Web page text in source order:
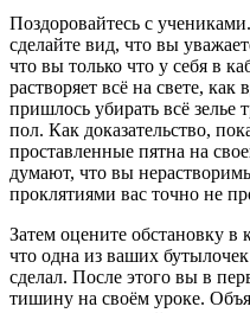
Поздоровайтесь с
сделайте вид, что вы
что вы только что у себя в
растворяет всё на свете, как
пришлось убирать всё зелье
пол. Как доказательство,
проставленные пятна на
думают, что вы
проклятиями вас точно не
Затем оцените обстановку в
что одна из ваших
сделал. После этого вы в
тишину на своём уроке.